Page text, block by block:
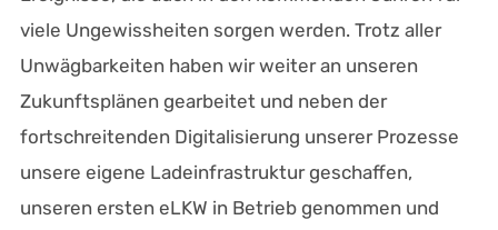
viele Ungewissheiten sorgen werden. Trotz aller
Unwägbarkeiten haben wir weiter an unseren
Zukunftsplänen gearbeitet und neben der
fortschreitenden Digitalisierung unserer Prozesse
unsere eigene Ladeinfrastruktur geschaffen,
unseren ersten eLKW in Betrieb genommen und